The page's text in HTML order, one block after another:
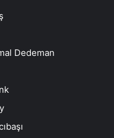
Dedeman